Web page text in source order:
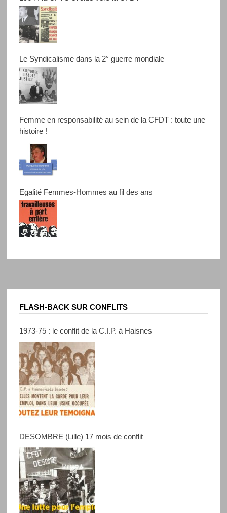
Le Syndicalisme dans la 2° guerre mondiale
Femme en responsabilité au sein de la CFDT : toute une
histoire !
Egalité Femmes-Hommes au fil des ans
FLASH-BACK SUR CONFLITS
1973-75 : le conflit de la C.I.P. à Haisnes
DESOMBRE (Lille) 17 mois de conflit